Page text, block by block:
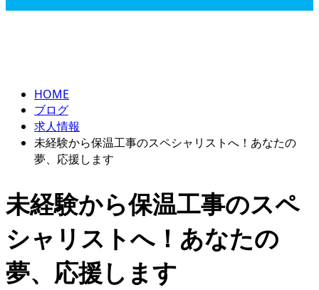
HOME
ブログ
求人情報
未経験から保温工事のスペシャリストへ！あなたの
夢、応援します
未経験から保温工事のスペ
シャリストへ！あなたの
夢、応援します